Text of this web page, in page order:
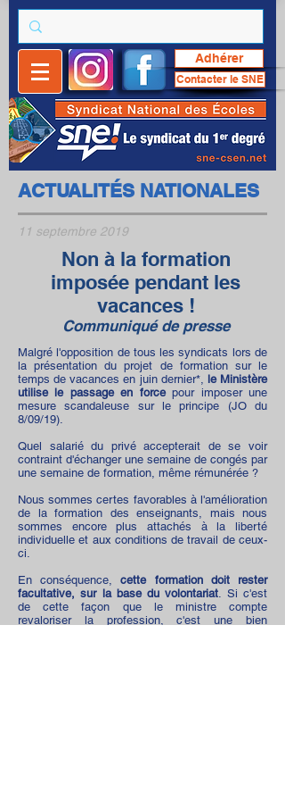
Adhérer
Contacter le SNE
ACTUALITÉS NATIONALES
11 septembre 2019
Non à la formation
imposée pendant les
vacances !
Communiqué de presse
Malgré l'opposition de tous les syndicats lors de
la présentation du projet de formation sur le
temps de vacances en juin dernier*, le Ministère
utilise le passage en forcepour imposer une
mesure scandaleuse sur le principe (JO du
8/09/19).
Quel salarié du privé accepterait de se voir
contraint d'échanger une semaine de congés par
une semaine de formation, même rémunérée ?
Nous sommes certes favorables à l'amélioration
de la formation des enseignants, mais nous
sommes encore plus attachés à la liberté
individuelle et aux conditions de travail de ceux-
ci.
En conséquence,cette formation doit rester
facultative, sur la base du volontariat. Si c'est
de cette façon que le ministre compte
revaloriser la profession, c'est une bien